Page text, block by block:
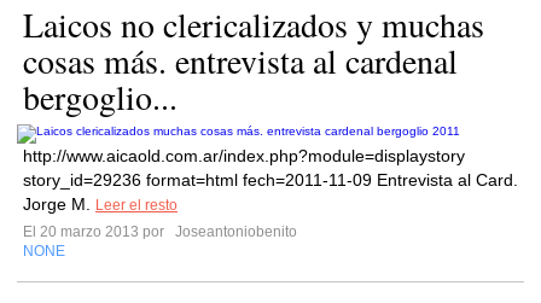
Laicos no clericalizados y muchas
cosas más. entrevista al cardenal
bergoglio...
http://www.aicaold.com.ar/index.php?module=displaystory
story_id=29236 format=html fech=2011-11-09 Entrevista al Card.
Jorge M.
Leer el resto
El 20 marzo 2013 por
Joseantoniobenito
NONE